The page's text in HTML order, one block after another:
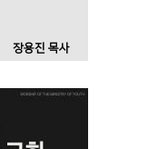
장용진 목사